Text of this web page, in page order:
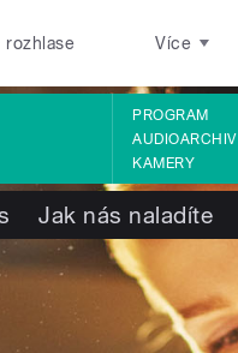
rozhlase Více
PROGRAM
AUDIOARCHIV
KAMERY
Jak nás naladíte